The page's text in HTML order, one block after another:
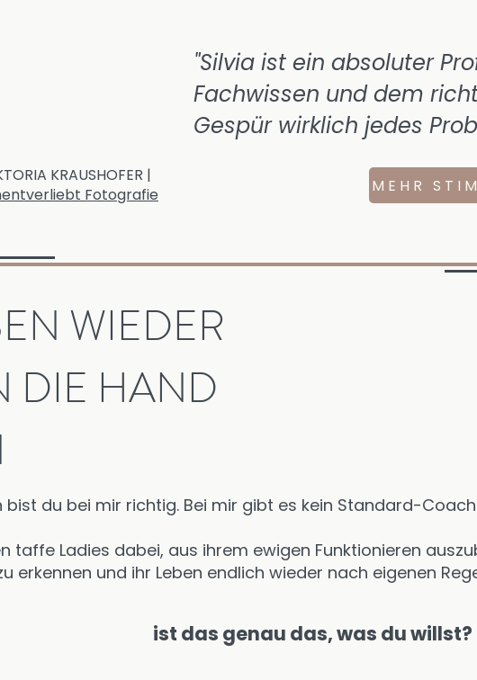
KRAUSHOFER |
Fotografie
"Silvia ist ein absoluter
Fachwissen und dem
Gespür wirklich jedes
MEHR
WIEDER
DIE HAND
bist du bei mir richtig. Bei mir gibt es kein Standard-
taffe Ladies dabei, aus ihrem ewigen Funktionieren
erkennen und ihr Leben endlich wieder nach eigenen
ist das genau das, was du